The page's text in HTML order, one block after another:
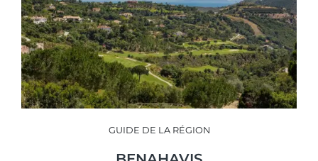
GUIDE DE LA RÉGION